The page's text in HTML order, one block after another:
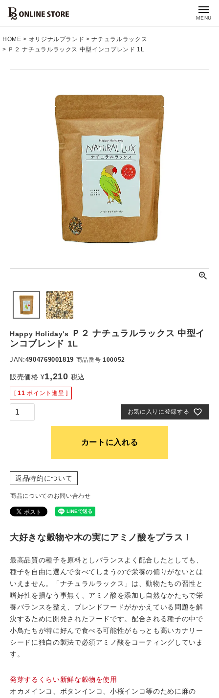
MENU
HOME オリジナルブランド
ナチュラルラックス
Ｐ２ ナチュラルラックス 中型インコブレンド 1L
Happy Holiday's
Ｐ２ ナチュラルラックス 中型イ
ンコブレンド 1L
JAN:4904769001819 商品番号 100052
販売価格 ¥1,210 税込
[ 11 ポイント進呈 ]
お気に入りに登録する
カートに入れる
返品特約について
商品についてのお問い合わせ
大好きな穀物や木の実にアミノ酸をプラス！
最高品質の種子を原料としバランスよく配合したとしても、
種子を自由に選んで食べてしまうので栄養の偏りがないとは
いえません。「ナチュラルラックス」は、動物たちの習性と
嗜好性を損なう事無く、アミノ酸を添加し自然なかたちで栄
養バランスを整え、ブレンドフードがかかえている問題を解
決するために開発されたフードです。配合される種子の中で
小鳥たちが特に好んで食べる可能性がもっとも高いカナリー
シードに独自の製法で必須アミノ酸をコーティングしていま
す。
発芽するくらい新鮮な穀物を使用
オカメインコ、ボタンインコ、小桜インコ等のために麻の